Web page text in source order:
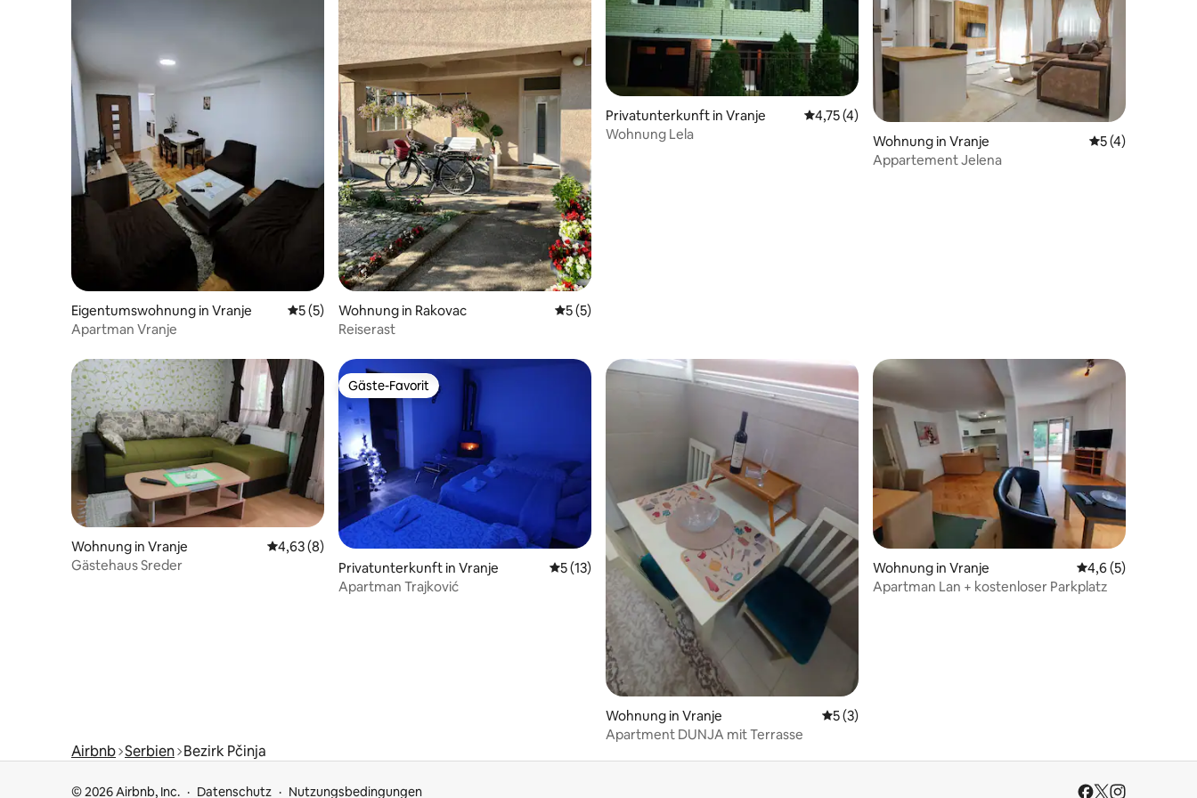
Eigentumswohnung in Vranje Durchschnittliche Bewertung: 5 von 5, 5 Bewertungen
5 (5)
Apartman Vranje
Wohnung in Rakovac Durchschnittliche Bewertung: 5 von 5, 5 Bewertungen
5 (5)
Reiserast
Privatunterkunft in Vranje Durchschnittliche Bewertung: 4,75 von 5, 4 Bewertungen
4,75 (4)
Wohnung Lela
Wohnung in Vranje
5 (4)
Appartement Jelena
Wohnung in Vranje Durchschnittliche Bewertung: 4,63 von 5, 8 Bewertungen
4,63 (8)
Gästehaus Sreder
Gäste-Favorit
Gäste-Favorit
Privatunterkunft in Vranje Durchschnittliche Bewertung: 5 von 5, 13 Bewertungen
5 (13)
Apartman Trajković
Wohnung in Vranje Durchschnittliche Bewertung: 5 von 5, 3 Bewertungen
5 (3)
Apartment DUNJA mit Terrasse
Wohnung in Vranje Durchschnittliche
4,6 (5)
Apartman Lan + kostenloser Parkplatz
Airbnb Serbien Bezirk Pčinja
© 2026 Airbnb, Inc. Datenschutz Nutzungsbedingungen